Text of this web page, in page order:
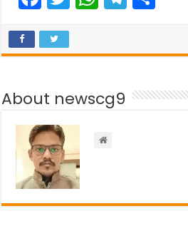
a
c
e
b
o
o
k
w
er
h
ts
A
p
p
el
gr
a
e
About newscg9